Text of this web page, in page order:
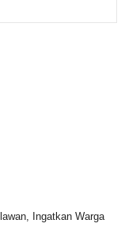
Ingatkan Warga